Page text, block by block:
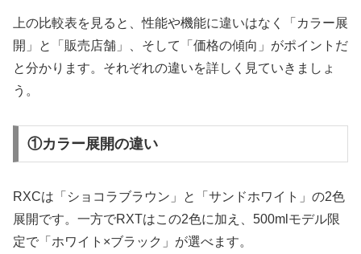
上の比較表を見ると、性能や機能に違いはなく「カラー展
開」と「販売店舗」、そして「価格の傾向」がポイントだ
と分かります。それぞれの違いを詳しく見ていきましょ
う。
①カラー展開の違い
RXCは「ショコラブラウン」と「サンドホワイト」の2色
展開です。一方でRXTはこの2色に加え、500mlモデル限
定で「ホワイト×ブラック」が選べます。